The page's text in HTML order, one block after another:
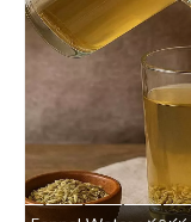
క్రీడలు
వ్యాపారం
లైఫ్
స్టైల్